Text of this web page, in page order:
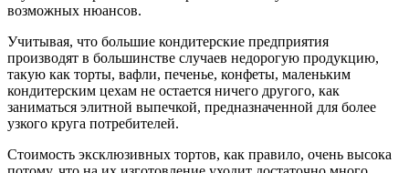
возможных нюансов.
Учитывая, что большие кондитерские предприятия
производят в большинстве случаев недорогую продукцию,
такую как торты, вафли, печенье, конфеты, маленьким
кондитерским цехам не остается ничего другого, как
заниматься элитной выпечкой, предназначенной для более
узкого круга потребителей.
Стоимость эксклюзивных тортов, как правило, очень высока